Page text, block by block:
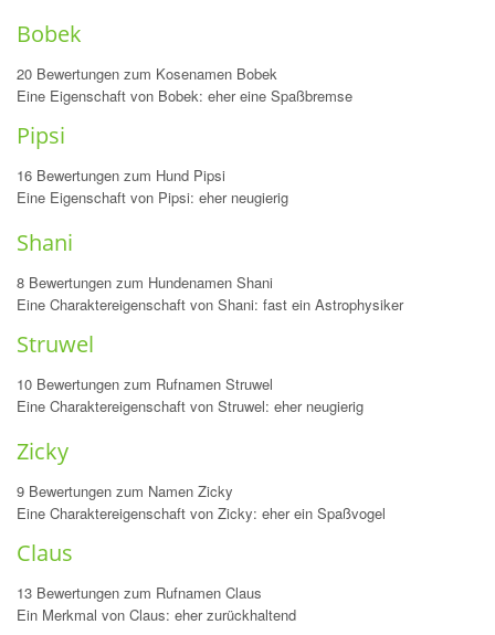
Bobek
20 Bewertungen zum Kosenamen Bobek
Eine Eigenschaft von Bobek: eher eine Spaßbremse
Pipsi
16 Bewertungen zum Hund Pipsi
Eine Eigenschaft von Pipsi: eher neugierig
Shani
8 Bewertungen zum Hundenamen Shani
Eine Charaktereigenschaft von Shani: fast ein Astrophysiker
Struwel
10 Bewertungen zum Rufnamen Struwel
Eine Charaktereigenschaft von Struwel: eher neugierig
Zicky
9 Bewertungen zum Namen Zicky
Eine Charaktereigenschaft von Zicky: eher ein Spaßvogel
Claus
13 Bewertungen zum Rufnamen Claus
Ein Merkmal von Claus: eher zurückhaltend